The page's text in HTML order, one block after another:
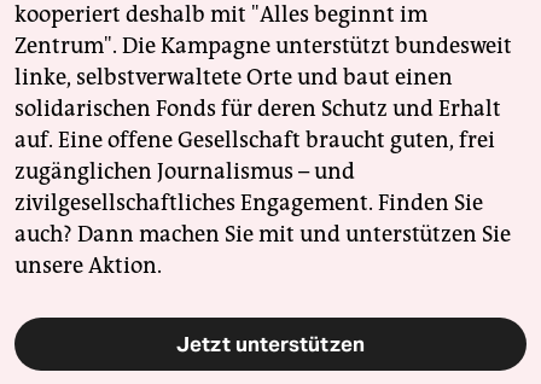
kooperiert deshalb mit "Alles beginnt im
Zentrum". Die Kampagne unterstützt bundesweit
linke, selbstverwaltete Orte und baut einen
solidarischen Fonds für deren Schutz und Erhalt
auf. Eine offene Gesellschaft braucht guten, frei
zugänglichen Journalismus – und
zivilgesellschaftliches Engagement. Finden Sie
auch? Dann machen Sie mit und unterstützen Sie
unsere Aktion.
Jetzt unterstützen